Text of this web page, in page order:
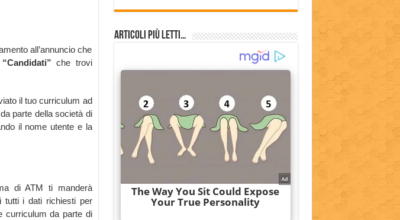
all’annuncio che
“Candidati” che trovi
il tuo curriculum ad
parte della società di
il nome utente e la
di ATM ti manderà
tutti i dati richiesti per
curriculum da parte di
Articoli più Letti…